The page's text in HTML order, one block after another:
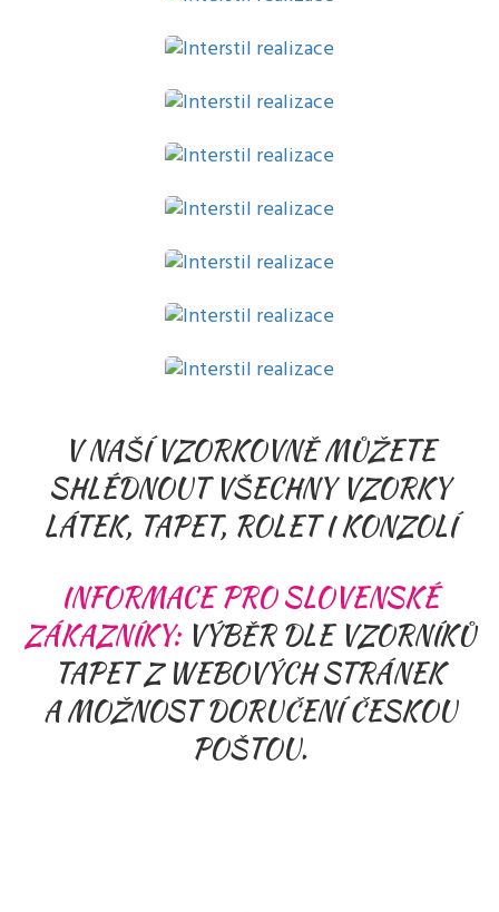
V NAŠÍ VZORKOVNĚ MŮŽETE
SHLÉDNOUT VŠECHNY VZORKY
LÁTEK, TAPET, ROLET I KONZOLÍ
INFORMACE PRO SLOVENSKÉ
ZÁKAZNÍKY:VÝBĚR DLE VZORNÍKŮ
TAPET Z WEBOVÝCH STRÁNEK
A MOŽNOST DORUČENÍ ČESKOU
POŠTOU.